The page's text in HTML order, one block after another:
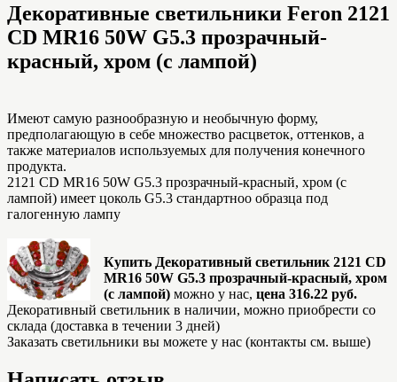
Декоративные светильники Feron 2121
CD MR16 50W G5.3 прозрачный-
красный, хром (с лампой)
Имеют самую разнообразную и необычную форму,
предполагающую в себе множество расцветок, оттенков, а
также материалов используемых для получения конечного
продукта.
2121 CD MR16 50W G5.3 прозрачный-красный, хром (с
лампой) имеет цоколь G5.3 стандартноо образца под
галогенную лампу
Купить Декоративный светильник 2121 CD
MR16 50W G5.3 прозрачный-красный, хром
(с лампой)можно у нас,цена 316.22 руб.
Декоративный светильник в наличии, можно приобрести со
склада (доставка в течении 3 дней)
Заказать светильники вы можете у нас (контакты см. выше)